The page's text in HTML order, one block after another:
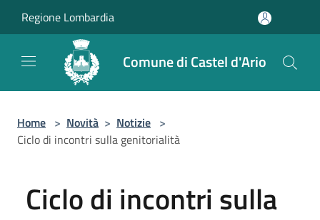
Regione Lombardia
Comune di Castel d'Ario
Home > Novità > Notizie >
Ciclo di incontri sulla genitorialità
Ciclo di incontri sulla